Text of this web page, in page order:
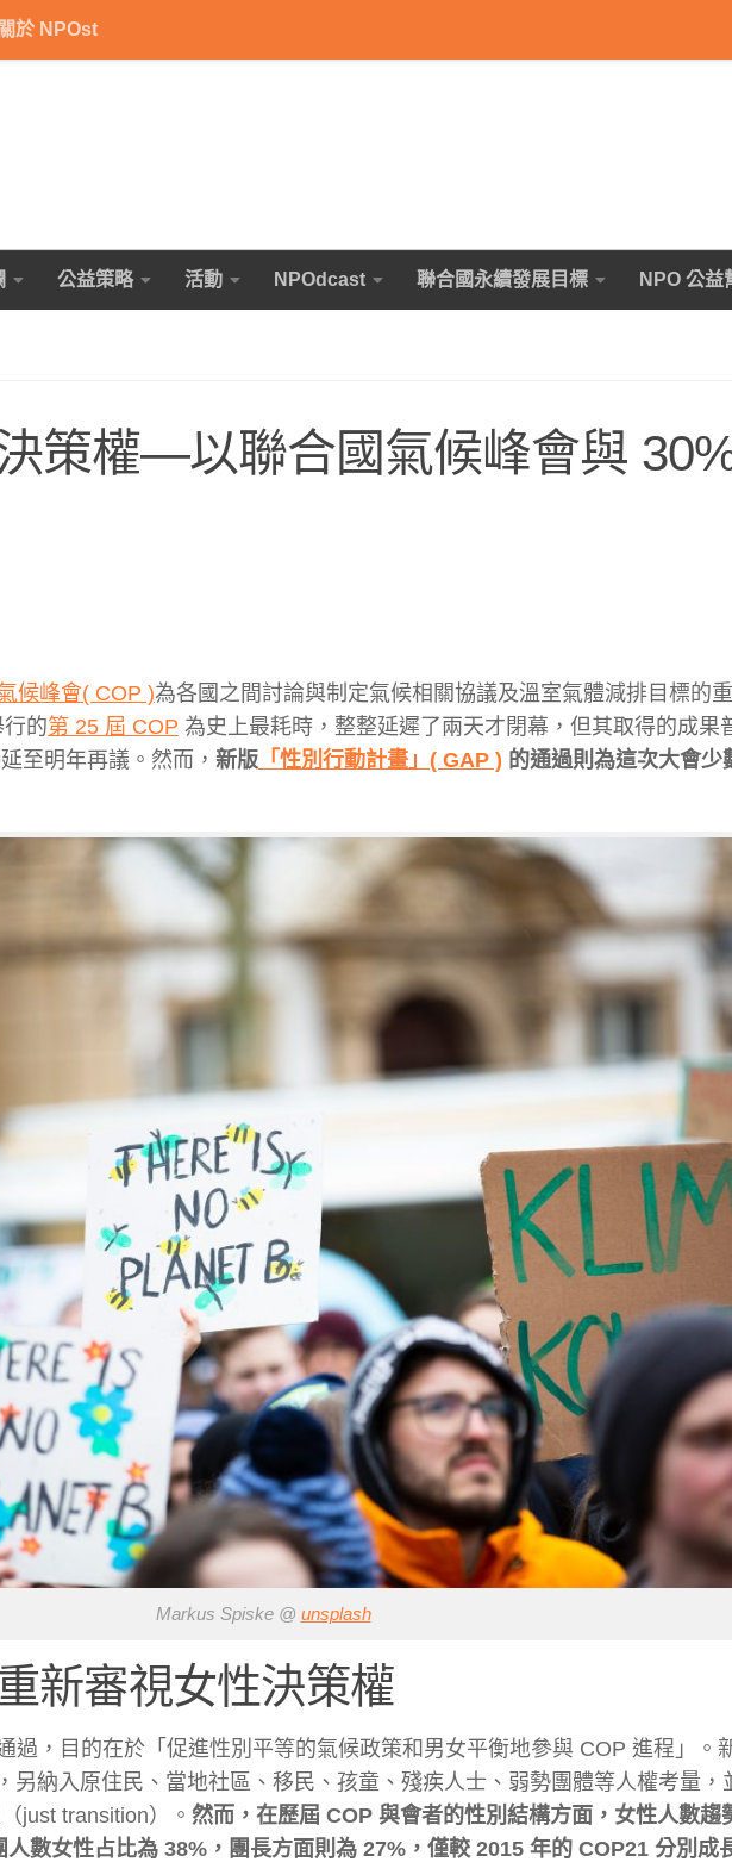
關於 NPOst
公益策略 活動 NPOdcast 聯合國永續發展目標 NPO 公益
策權—以聯合國氣候峰會與
候峰會( COP )為各國之間討論與制定氣候相關協議及溫室氣體減排目標的
的第 25 屆 COP 為史上最耗時，整整延遲了兩天才閉幕，但其取得的成果
至明年再議。然而， 新版 「性別行動計畫」( GAP ) 的通過則為這次大會少
Markus Spiske @ unsplash
新審視女性決策權
過，目的在於「促進性別平等的氣候政策和男女平衡地參與 COP 進程」。
另納入原住民、當地社區、移民、孩童、殘疾人士、弱勢團體等人權考量，
just transition）。 然而，在歷屆 COP 與會者的性別結構方面，女性人數趨
數女性占比為 38%，團長方面則為 27%，僅較 2015 年的 COP21 分別成